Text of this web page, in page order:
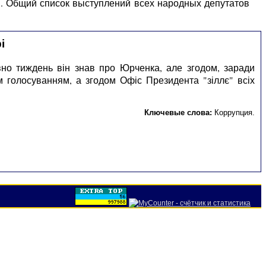
тиждень він знав про Юрченка, але згодом, заради
а згодом Офіс Президента "зіллє" всіх
Ключевые слова: Коррупция.